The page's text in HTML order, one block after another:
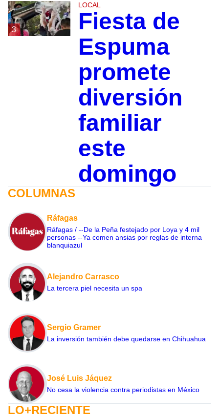
3
LOCAL
Fiesta de
Espuma
promete
diversión
familiar
este
domingo
COLUMNAS
Ráfagas
Ráfagas / --De la Peña festejado por Loya y 4 mil
personas --Ya comen ansias por reglas de interna
blanquiazul
Alejandro Carrasco
La tercera piel necesita un spa
Sergio Gramer
La inversión también debe quedarse en Chihuahua
José Luis Jáquez
No cesa la violencia contra periodistas en México
LO+RECIENTE